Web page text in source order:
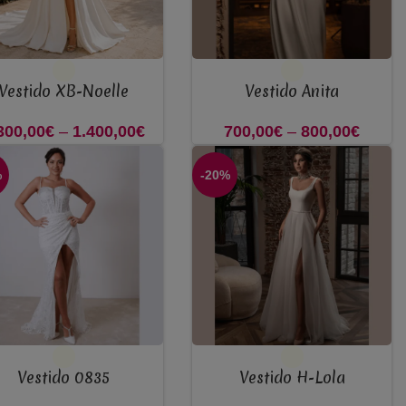
Vestido XB-Noelle
€ – 1.400,00€
range:
1.300,00€
Vestido Anita
700,00€ – 800,00€
Vestido 0835
-20%
Vestido H-Lola